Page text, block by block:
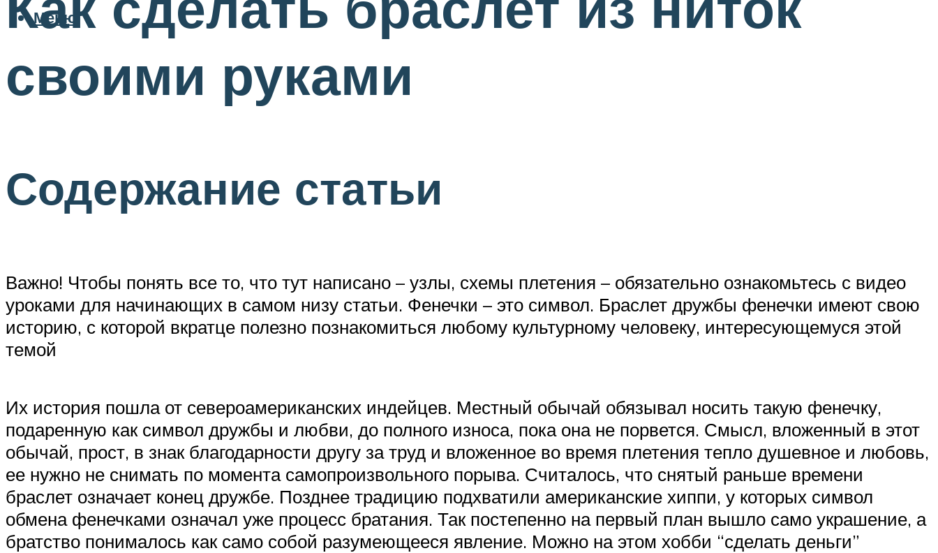
Меню
своими руками
Содержание статьи
Важно! Чтобы понять все то, что тут написано – узлы, схемы плетения – обязательно ознакомьтесь с видео
уроками для начинающих в самом низу статьи. Фенечки – это символ. Браслет дружбы фенечки имеют свою
историю, с которой вкратце полезно познакомиться любому культурному человеку, интересующемуся этой
темой
Их история пошла от североамериканских индейцев. Местный обычай обязывал носить такую фенечку,
подаренную как символ дружбы и любви, до полного износа, пока она не порвется. Смысл, вложенный в этот
обычай, прост, в знак благодарности другу за труд и вложенное во время плетения тепло душевное и любовь,
ее нужно не снимать по момента самопроизвольного порыва. Считалось, что снятый раньше времени
браслет означает конец дружбе. Позднее традицию подхватили американские хиппи, у которых символ
обмена фенечками означал уже процесс братания. Так постепенно на первый план вышло само украшение, а
братство понималось как само собой разумеющееся явление. Можно на этом хобби “сделать деньги”